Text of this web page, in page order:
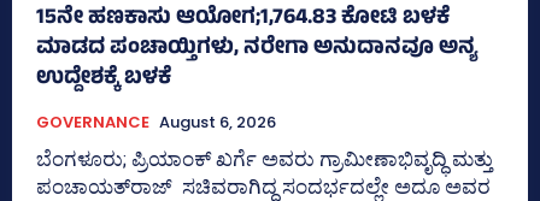
15ನೇ ಹಣಕಾಸು ಆಯೋಗ;1,764.83 ಕೋಟಿ ಬಳಕೆ
ಮಾಡದ ಪಂಚಾಯ್ತಿಗಳು, ನರೇಗಾ ಅನುದಾನವೂ ಅನ್ಯ
ಉದ್ದೇಶಕ್ಕೆ ಬಳಕೆ
GOVERNANCE August 6, 2026
ಬೆಂಗಳೂರು; ಪ್ರಿಯಾಂಕ್‌ ಖರ್ಗೆ ಅವರು ಗ್ರಾಮೀಣಾಭಿವೃದ್ಧಿ ಮತ್ತು
ಪಂಚಾಯತ್‌ರಾಜ್‌ ಸಚಿವರಾಗಿದ್ದ ಸಂದರ್ಭದಲ್ಲೇ ಅದೂ ಅವರ